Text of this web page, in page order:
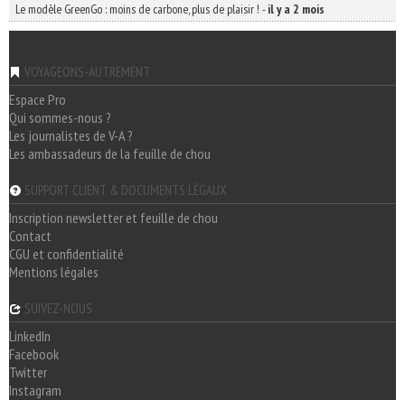
Le modèle GreenGo : moins de carbone, plus de plaisir ! -il y a 2 mois
VOYAGEONS-AUTREMENT
Espace Pro
Qui sommes-nous ?
Les journalistes de V-A ?
Les ambassadeurs de la feuille de chou
SUPPORT CLIENT & DOCUMENTS LÉGAUX
Inscription newsletter et feuille de chou
Contact
CGU et confidentialité
Mentions légales
SUIVEZ-NOUS
LinkedIn
Facebook
Twitter
Instagram